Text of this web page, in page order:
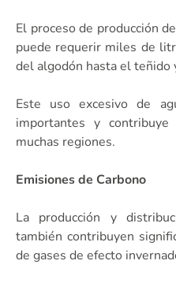
El proceso de producción
puede requerir miles de
del algodón hasta el teñido
Este uso excesivo de
importantes y
muchas regiones.
Emisiones de Carbono
La producción y
también contribuyen
de gases de efecto